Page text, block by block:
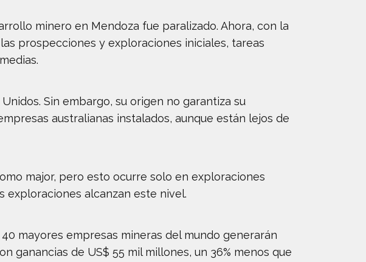
minero en Mendoza fue paralizado. Ahora, con la
prospecciones y exploraciones iniciales, tareas
Sin embargo, su origen no garantiza su
australianas instalados, aunque están lejos de
major, pero esto ocurre solo en exploraciones
exploraciones alcanzan este nivel.
mayores empresas mineras del mundo generarán
ganancias de US$ 55 mil millones, un 36% menos que